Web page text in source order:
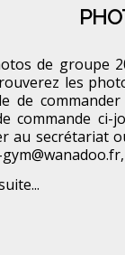
de groupe
les
de
commande ci-
au secrétariat